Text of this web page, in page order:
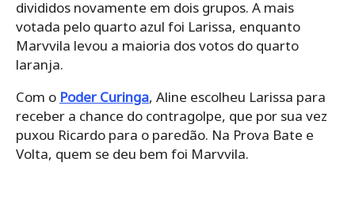
divididos novamente em dois grupos. A mais
votada pelo quarto azul foi Larissa, enquanto
Marvvila levou a maioria dos votos do quarto
laranja.
Com o Poder Curinga, Aline escolheu Larissa para
receber a chance do contragolpe, que por sua vez
puxou Ricardo para o paredão. Na Prova Bate e
Volta, quem se deu bem foi Marvvila.